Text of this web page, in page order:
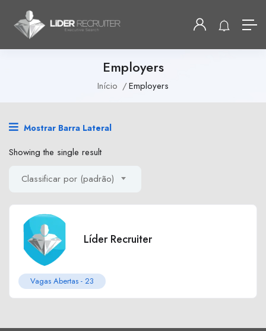
Employers
Início Employers
Mostrar Barra Lateral
Showing the single result
Classificar por (padrão)
Líder Recruiter
Vagas Abertas - 23